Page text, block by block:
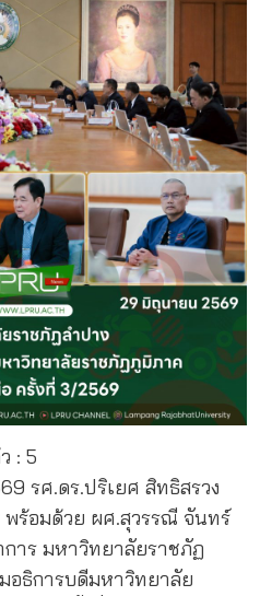
: 5
รศ.ดร.ปริเยศ สิทธิสรวง
พร้อมด้วย ผศ.สุวรรณี จันทร์
าร มหาวิทยาลัยราชภัฏ
อธิการบดีมหาวิทยาลัย